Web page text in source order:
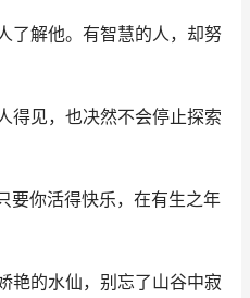
了解他。有智慧的人，却努
得见，也决然不会停止探索
要你活得快乐，在有生之年
艳的水仙，别忘了山谷中寂